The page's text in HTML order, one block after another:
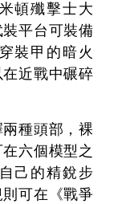
頓殲擊士大
平台可裝備
裝甲的暗火
近戰中碾碎
種頭部，裸
六個模型之
己的精銳步
可在《戰爭